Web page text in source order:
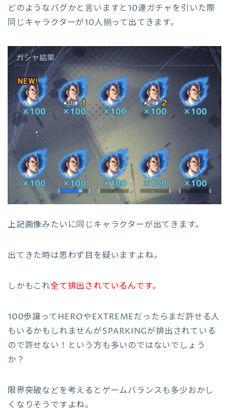
どのようなバグかと言いますと10連ガチャを引いた際
同じキャラクターが10人揃って出てきます。
上記画像みたいに同じキャラクターが出てきます。
出てきた時は思わず目を疑いますよね。
しかもこれ全て排出されているんです。
100歩譲ってHEROやEXTREMEだったらまだ許せる人
もいるかもしれませんがSPARKINGが排出されている
ので許せない！という方も多いのではないでしょう
か？
限界突破などを考えるとゲームバランスも多少おかし
くなりそうですよね。